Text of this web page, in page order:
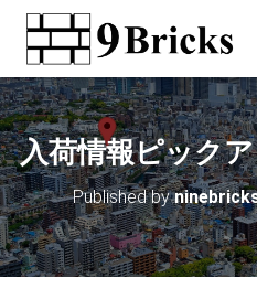
入荷情報ピック
Published by